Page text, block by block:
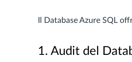
Il Database Azure SQL
1. Audit del